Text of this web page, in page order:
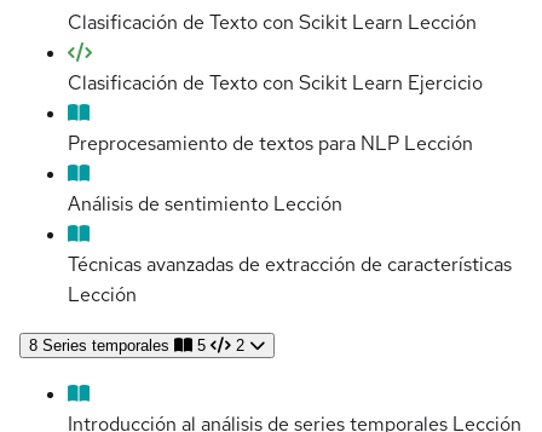
Clasificación de Texto con Scikit Learn Lección
Clasificación de Texto con Scikit Learn Ejercicio
Preprocesamiento de textos para NLP Lección
Análisis de sentimiento Lección
Técnicas avanzadas de extracción de características
Lección
8 Series temporales 5 2
Introducción al análisis de series temporales Lección